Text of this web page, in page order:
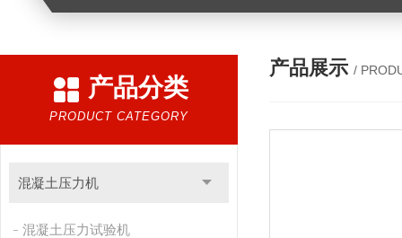
产品分类
PRODUCT CATEGORY
混凝土压力机
混凝土压力试验机
产品展示 /